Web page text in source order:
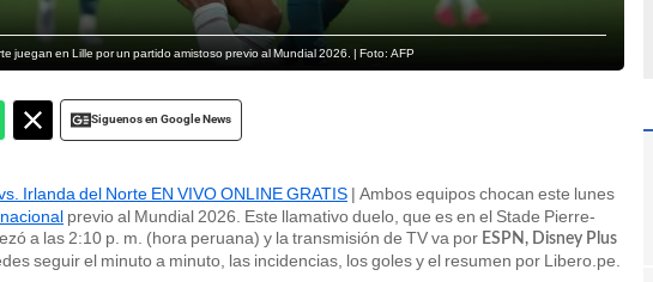
juegan en Lille por un partido amistoso previo al Mundial 2026. | Foto: AFP
Siguenos en Google News
Irlanda del Norte EN VIVO ONLINE GRATIS | Ambos equipos chocan este lunes
previo al Mundial 2026. Este llamativo duelo, que es en el Stade Pierre-
a las 2:10 p. m. (hora peruana) y la transmisión de TV va por ESPN, Disney Plus
seguir el minuto a minuto, las incidencias, los goles y el resumen por Libero.pe.